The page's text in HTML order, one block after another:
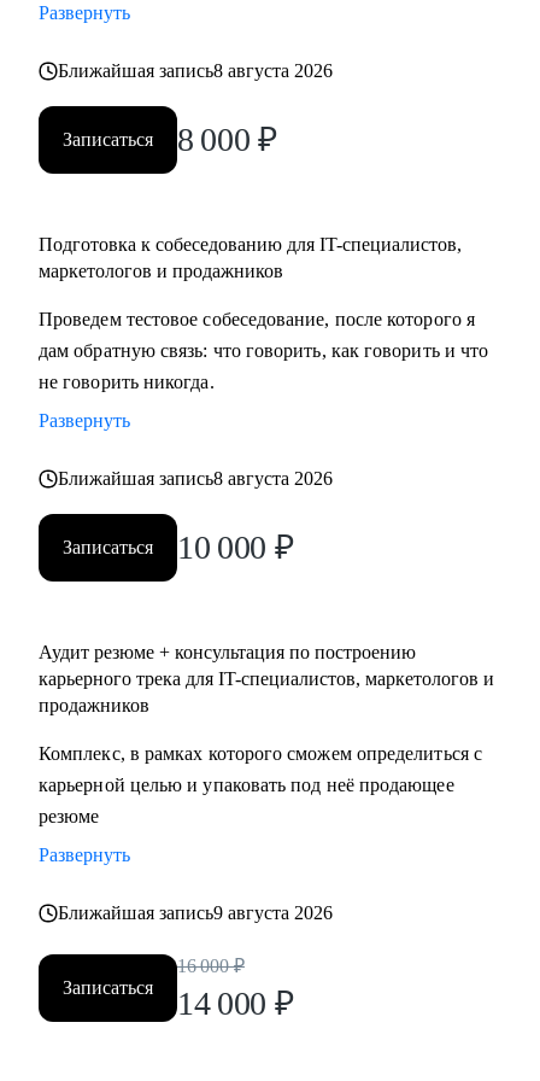
карьеры, если текущая уже не драйвит
• Как перейти в направление project менеджмента, строить
Кому могу помочь:
Развернуть
Ближайшая запись8 августа 2026
Записаться 8 000 ₽
Подготовка к собеседованию для IT-специалистов,
маркетологов и продажников
Проведем тестовое собеседование, после которого я
дам обратную связь: что говорить, как говорить и что
не говорить никогда.
Развернуть
Ближайшая запись8 августа 2026
Записаться 10 000 ₽
Аудит резюме + консультация по построению
карьерного трека для IT-специалистов, маркетологов и
продажников
Комплекс, в рамках которого сможем определиться с
карьерной целью и упаковать под неё продающее
резюме
Развернуть
Ближайшая запись9 августа 2026
Записаться
16 000 ₽
14 000 ₽